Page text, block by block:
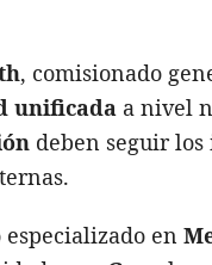
, comisionado
unificada a nivel
deben seguir
en